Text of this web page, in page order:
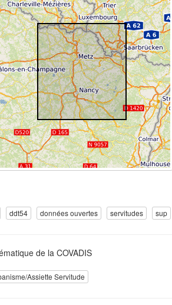
ddt54 données ouvertes servitudes sup
de la COVADIS
Assiette Servitude